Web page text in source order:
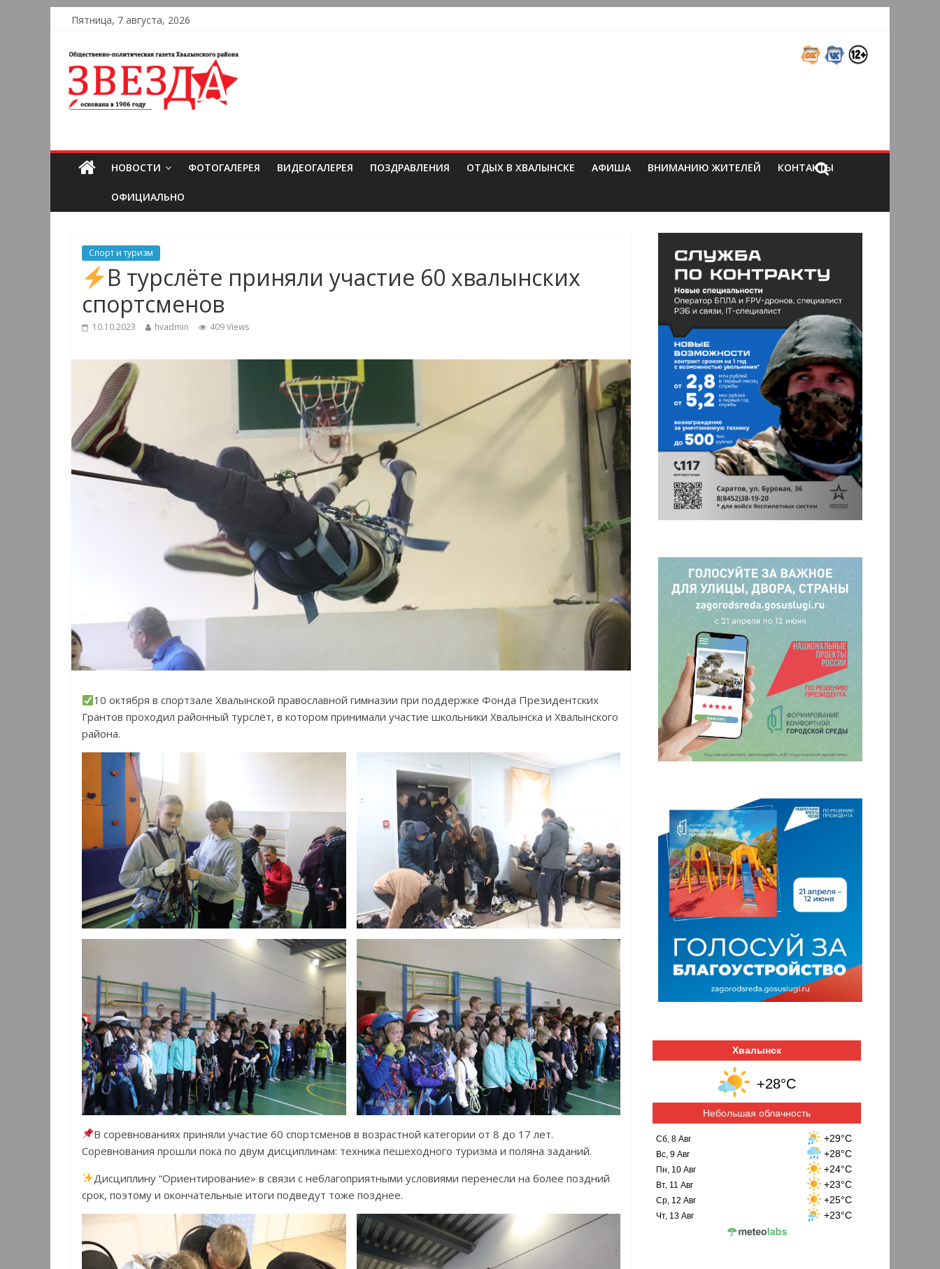
Пятница, 7 августа, 2026
НОВОСТИ ФОТОГАЛЕРЕЯ ВИДЕОГАЛЕРЕЯ ПОЗДРАВЛЕНИЯ ОТДЫХ В ХВАЛЫНСКЕ АФИША ВНИМАНИЮ ЖИТЕЛЕЙ КОНТАКТЫ
ОФИЦИАЛЬНО
Спорт и туризм
В турслёте приняли участие 60 хвалынских
спортсменов
10.10.2023 hvadmin 409 Views
10 октября в спортзале Хвалынской православной гимназии при поддержке Фонда Президентских
Грантов проходил районный турслёт, в котором принимали участие школьники Хвалынска и Хвалынского
района.
В соревнованиях приняли участие 60 спортсменов в возрастной категории от 8 до 17 лет.
Соревнования прошли пока по двум дисциплинам: техника пешеходного туризма и поляна заданий.
Дисциплину “Ориентирование» в связи с неблагоприятными условиями перенесли на более поздний
срок, поэтому и окончательные итоги подведут тоже позднее.
Хвалынск
+28°C
Небольшая облачность
Сб, 8 Авг +29°C
Вс, 9 Авг +28°C
Пн, 10 Авг +24°C
Вт, 11 Авг +23°C
Ср, 12 Авг +25°C
Чт, 13 Авг +23°C